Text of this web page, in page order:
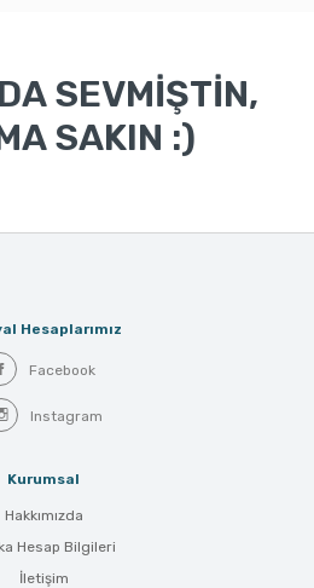
SEVMİŞTİN,
SAKIN :)
Hesaplarımız
Facebook
Instagram
Kurumsal
Hakkımızda
Hesap Bilgileri
İletişim